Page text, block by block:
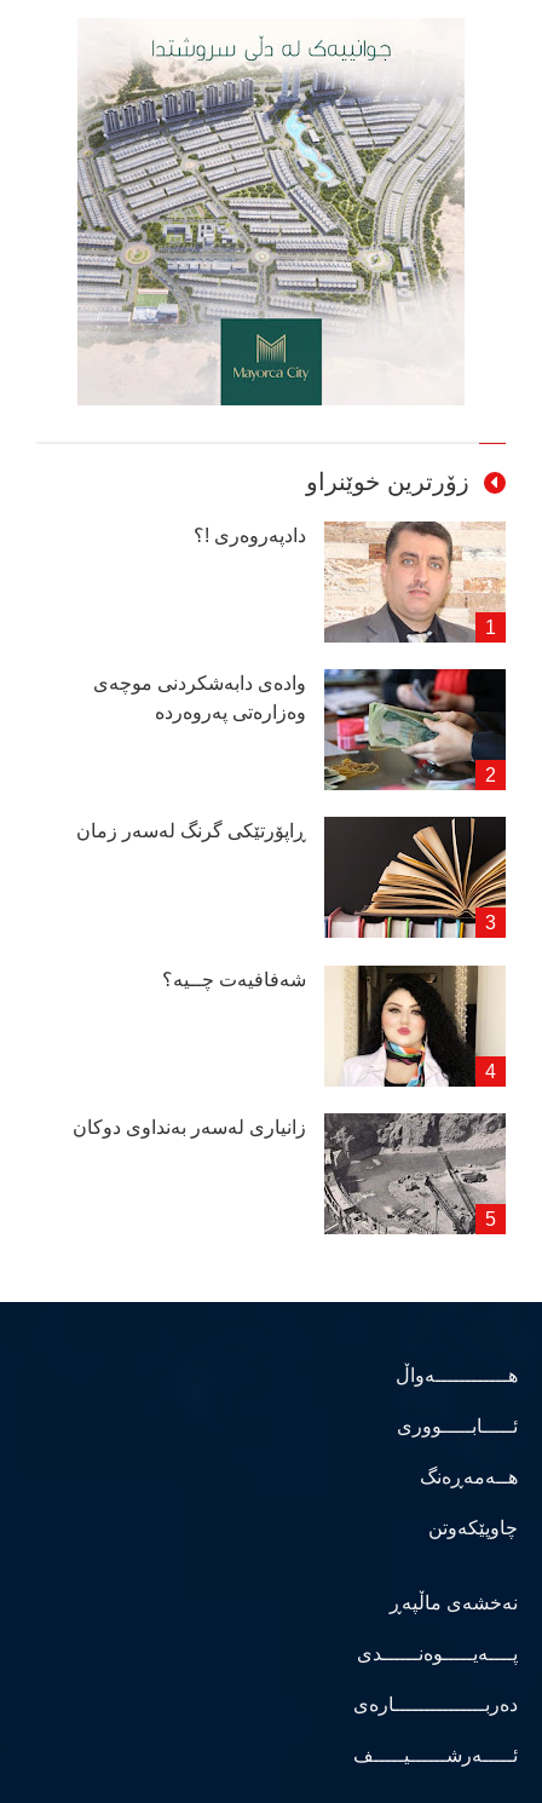
زۆرترین خوێنراو
دادپەروەری !؟
وادەی دابەشكردنی موچەی
وەزارەتی پەروەردە
ڕاپۆرتێكی گرنگ لەسەر زمان
شەفافیەت چــیە؟
زانیاری لەسەر بەنداوی دوكان
هــــــــــــەواڵ
ئـــــابـــــووری
هــەمەڕەنگ
چاوپێکەوتن
نەخشەی ماڵپەڕ
پــــەیـــــوەنــــــدی
دەربـــــــــــــــارەی
ئـــــەرشــــــیـــــف